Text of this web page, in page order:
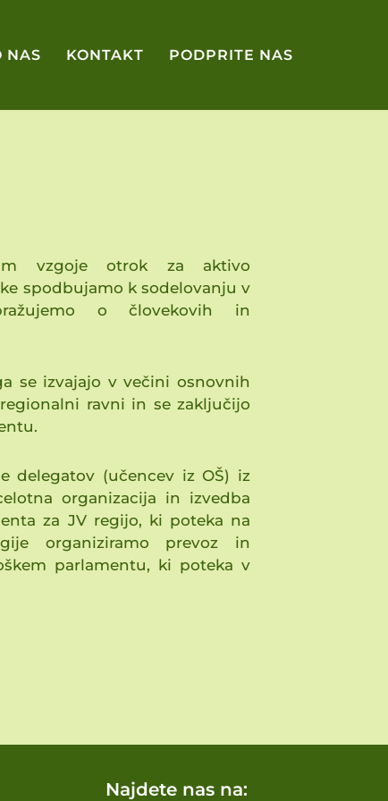
NAS KONTAKT PODPRITE NAS
vzgoje otrok za aktivo
spodbujamo k sodelovanju v
o človekovih in
se izvajajo v večini osnovnih
ravni in se zaključijo
delegatov (učencev iz OŠ) iz
organizacija in izvedba
za JV regijo, ki poteka na
organiziramo prevoz in
parlamentu, ki poteka v
Najdete nas na: